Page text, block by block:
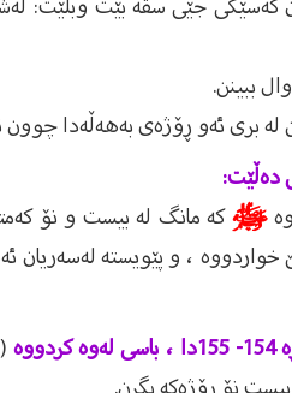
ببینن.
بری ئەو ڕۆژەی بەهەڵەدا چوون
دەڵێت:
ﷺکە مانگ لە بیست و نۆ
لێ خواردووە ، و پێویستە